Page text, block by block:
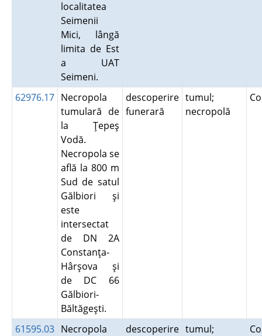
localitatea
Seimenii
Mici, lângă
limita de Est
a UAT
Seimeni.
62976.17 Necropola
tumulară de
la Ţepeş
Vodă.
Necropola se
află la 800 m
Sud de satul
Gălbiori şi
este
intersectat
de DN 2A
Constanţa-
Hârşova şi
de DC 66
Gălbiori-
Băltăgeşti.
descoperire
funerară
tumul;
necropolă
61595.03 Necropola
descoperire tumul;